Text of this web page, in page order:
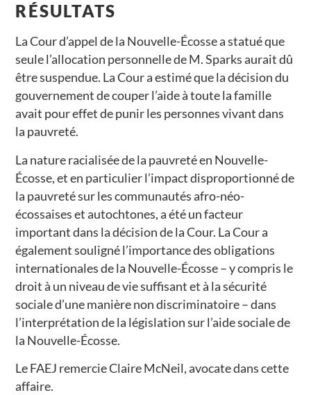
RÉSULTATS
La Cour d’appel de la Nouvelle-Écosse a statué que
seule l’allocation personnelle de M. Sparks aurait dû
être suspendue. La Cour a estimé que la décision du
gouvernement de couper l’aide à toute la famille
avait pour effet de punir les personnes vivant dans
la pauvreté.
La nature racialisée de la pauvreté en Nouvelle-
Écosse, et en particulier l’impact disproportionné de
la pauvreté sur les communautés afro-néo-
écossaises et autochtones, a été un facteur
important dans la décision de la Cour. La Cour a
également souligné l’importance des obligations
internationales de la Nouvelle-Écosse – y compris le
droit à un niveau de vie suffisant et à la sécurité
sociale d’une manière non discriminatoire – dans
l’interprétation de la législation sur l’aide sociale de
la Nouvelle-Écosse.
Le FAEJ remercie Claire McNeil, avocate dans cette
affaire.